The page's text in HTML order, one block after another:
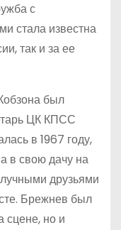
с
стала известна
так и за ее
был
ЦК КПСС
в 1967 году,
в свою дачу на
друзьями
Брежнев был
сцене, но и